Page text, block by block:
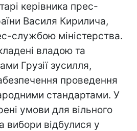
керівника прес-
Василя Кирилича,
службою міністерства.
владою та
Грузії зусилля,
проведення
стандартами. У
умови для вільного
вибори відбулися у